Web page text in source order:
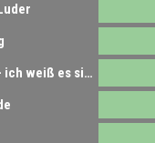
9. Sag du es - ich weiß es sicher